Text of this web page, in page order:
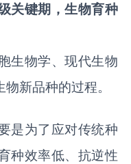
关键期，生物育种
生物学、现代生物
新品种的过程。
是为了应对传统种
种效率低、抗逆性